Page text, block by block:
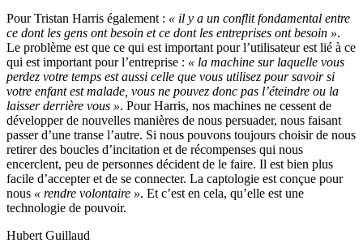
Pour Tristan Harris également : « il y a un conflit fondamental entre
ce dont les gens ont besoin et ce dont les entreprises ont besoin ».
Le problème est que ce qui est important pour l’utilisateur est lié à ce
qui est important pour l’entreprise : « la machine sur laquelle vous
perdez votre temps est aussi celle que vous utilisez pour savoir si
votre enfant est malade, vous ne pouvez donc pas l’éteindre ou la
laisser derrière vous ». Pour Harris, nos machines ne cessent de
développer de nouvelles manières de nous persuader, nous faisant
passer d’une transe l’autre. Si nous pouvons toujours choisir de nous
retirer des boucles d’incitation et de récompenses qui nous
encerclent, peu de personnes décident de le faire. Il est bien plus
facile d’accepter et de se connecter. La captologie est conçue pour
nous « rendre volontaire ». Et c’est en cela, qu’elle est une
technologie de pouvoir.
Hubert Guillaud